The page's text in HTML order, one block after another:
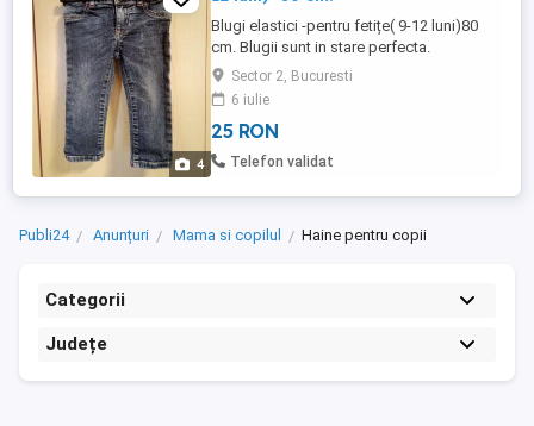
4
Blugi elastici -pentru fetițe( 9-12 luni)80
cm. Blugii sunt in stare perfecta.
Sector 2, Bucuresti
6 iulie
25 RON
Telefon validat
Publi24 Anunțuri Mama si copilul Haine pentru copii
Categorii
Județe